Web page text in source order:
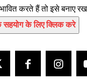
करते हैं तो इसे बनाए
सहयोग के लिए क्लिक करे